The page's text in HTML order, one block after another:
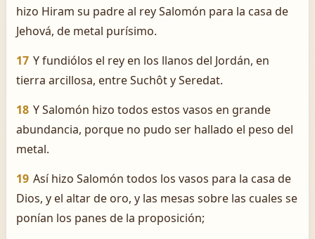
hizo Hiram su padre al rey Salomón para la casa de
Jehová, de metal purísimo.
17 Y fundiólos el rey en los llanos del Jordán, en
tierra arcillosa, entre Suchôt y Seredat.
18 Y Salomón hizo todos estos vasos en grande
abundancia, porque no pudo ser hallado el peso del
metal.
19 Así hizo Salomón todos los vasos para la casa de
Dios, y el altar de oro, y las mesas sobre las cuales se
ponían los panes de la proposición;